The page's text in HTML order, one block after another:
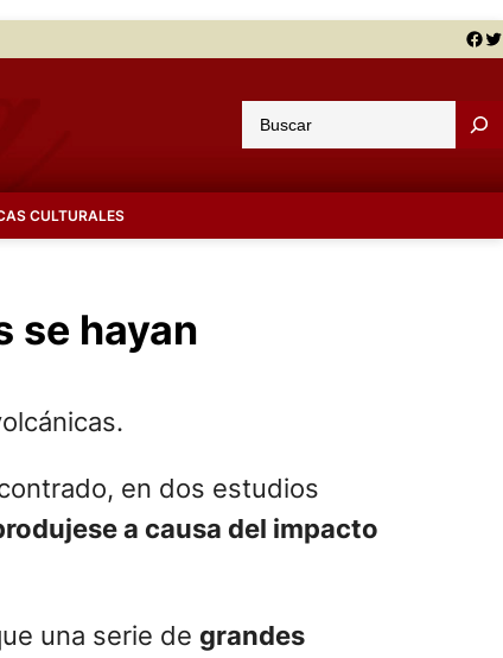
Facebook Twitter
u
a
CULTURALES
se hayan
en dos estudios
a causa del impacto
una serie de grandes